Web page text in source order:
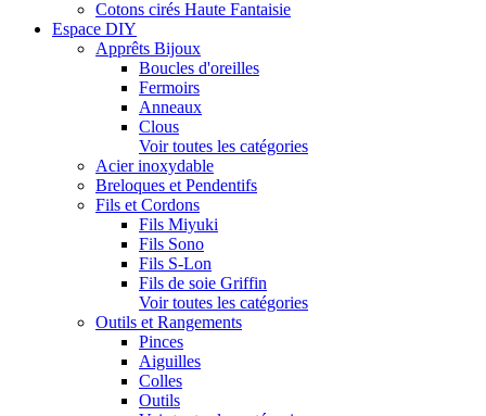
Cotons cirés Haute Fantaisie
Espace DIY
Apprêts Bijoux
Boucles d'oreilles
Fermoirs
Anneaux
Clous
Voir toutes les catégories
Acier inoxydable
Breloques et Pendentifs
Fils et Cordons
Fils Miyuki
Fils Sono
Fils S-Lon
Fils de soie Griffin
Voir toutes les catégories
Outils et Rangements
Pinces
Aiguilles
Colles
Outils